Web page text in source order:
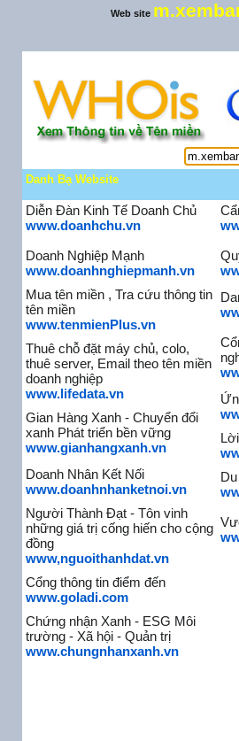
Web site
Danh Bạ Website
Diễn Đàn Kinh Tế Doanh Chủ
www.doanhchu.vn
Doanh Nghiệp Mạnh
www.doanhnghiepmanh.vn
Mua tên miền , Tra cứu thông tin
tên miền
www.tenmienPlus.vn
Thuê chỗ đặt máy chủ, colo,
thuê server, Email theo tên miền
doanh nghiệp
www.lifedata.vn
Gian Hàng Xanh - Chuyển đổi
xanh Phát triển bền vững
www.gianhangxanh.vn
Doanh Nhân Kết Nối
www.doanhnhanketnoi.vn
Người Thành Đạt - Tôn vinh
những giá trị cống hiến cho cộng
đồng
www,nguoithanhdat.vn
Cổng thông tin điểm đến
www.goladi.com
Chứng nhận Xanh - ESG Môi
trường - Xã hội - Quản trị
www.chungnhanxanh.vn